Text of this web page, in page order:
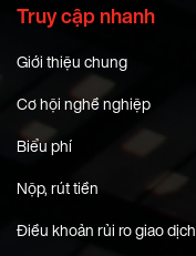
Truy cập nhanh
Giới thiệu chung
Cơ hội nghề nghiệp
Biểu phí
Nộp, rút tiền
Điều khoản rủi ro giao dịch